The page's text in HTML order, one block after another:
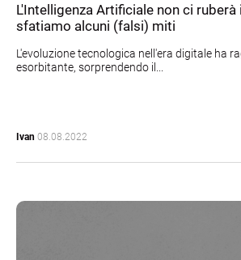
L'Intelligenza Artificiale non ci ruberà
sfatiamo alcuni (falsi) miti
L'evoluzione tecnologica nell'era digitale ha
esorbitante, sorprendendo il...
Ivan 08.08.2022